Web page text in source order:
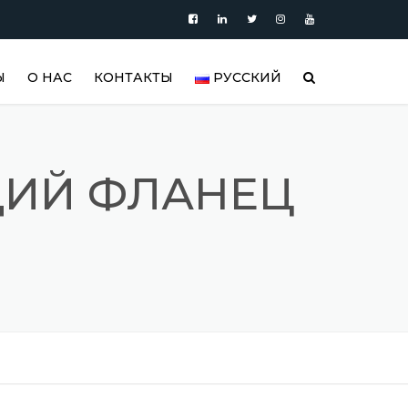
О НАС
БЛОГ
КОНТАКТЫ РУССКИЙ
TÜRKÇE
ФЛАНЕЦ